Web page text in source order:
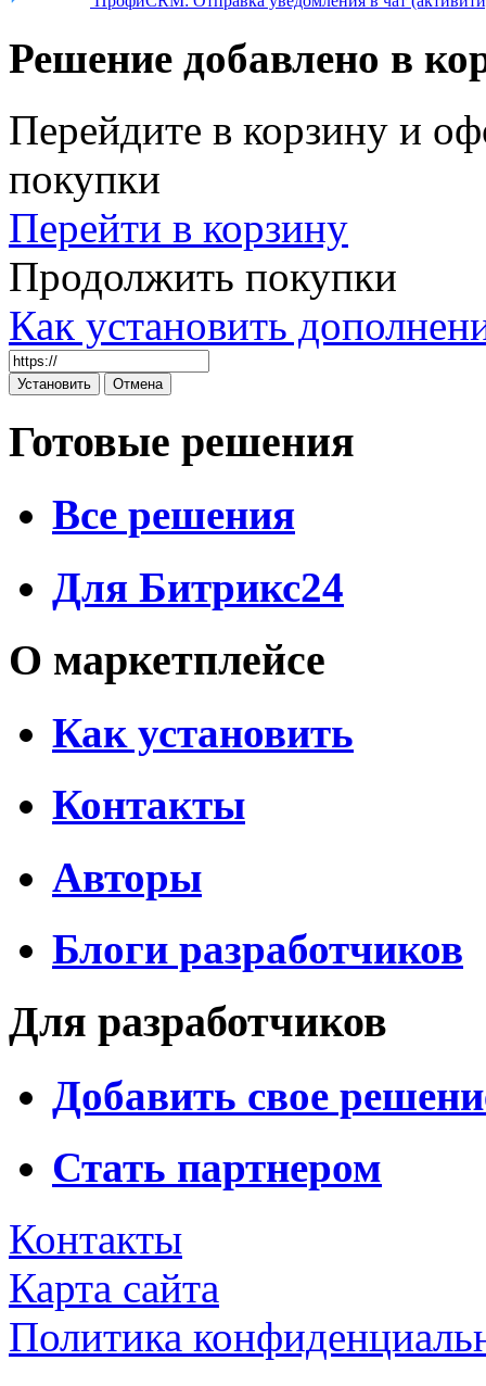
Решение добавлено в
Перейдите в корзину и
покупки
Перейти в корзину
Продолжить покупки
Как установить
Готовые решения
Все решения
Для Битрикс24
О маркетплейсе
Как установить
Контакты
Авторы
Блоги разработчиков
Для разработчиков
Добавить свое
Стать партнером
Контакты
Карта сайта
Политика